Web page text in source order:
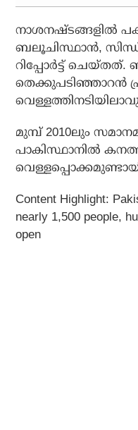
നാശനഷ്ടങ്ങളില്‍
ബലൂചിസ്ഥാന്‍, സിന്ധ്
റിപ്പോര്‍ട്ട്
തെക്കുപടിഞ്ഞാറന്‍
മുമ്പ് 2010ലും
പാകിസ്ഥാനില്‍
Content Highlight:
nearly 1,500 people,
open